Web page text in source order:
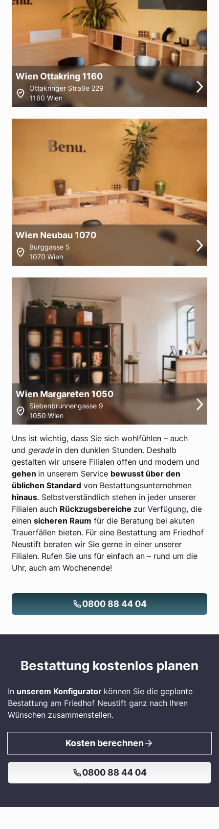
Wien Ottakring 1160
Ottakringer Straße 229
1160 Wien
Wien Neubau 1070
Burggasse 5
1070 Wien
Wien Margareten 1050
Siebenbrunnengasse 9
1050 Wien
Uns ist wichtig, dass Sie sich wohlfühlen – auch
und gerade in den dunklen Stunden. Deshalb
gestalten wir unsere Filialen offen und modern und
gehen in unserem Service bewusst über den
üblichen Standard von Bestattungsunternehmen
hinaus. Selbstverständlich stehen in jeder unserer
Filialen auch Rückzugsbereiche zur Verfügung, die
einen sicheren Raum für die Beratung bei akuten
Trauerfällen bieten. Für eine Bestattung am Friedhof
Neustift beraten wir Sie gerne in einer unserer
Filialen. Rufen Sie uns für einfach an – rund um die
Uhr, auch am Wochenende!
0800 88 44 04
Bestattung kostenlos planen
In unserem Konfigurator können Sie die geplante
Bestattung am Friedhof Neustift ganz nach Ihren
Wünschen zusammenstellen.
Kosten berechnen
0800 88 44 04